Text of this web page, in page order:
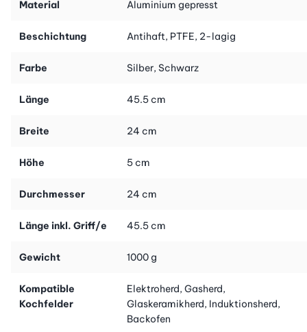
Material Aluminium gepresst
Beschichtung Antihaft, PTFE, 2-lagig
Farbe Silber, Schwarz
Länge 45.5 cm
Breite 24 cm
Höhe 5 cm
Durchmesser 24 cm
Länge inkl. Griff/e 45.5 cm
Gewicht 1000 g
Kompatible
Kochfelder
Elektroherd, Gasherd,
Glaskeramikherd, Induktionsherd,
Backofen